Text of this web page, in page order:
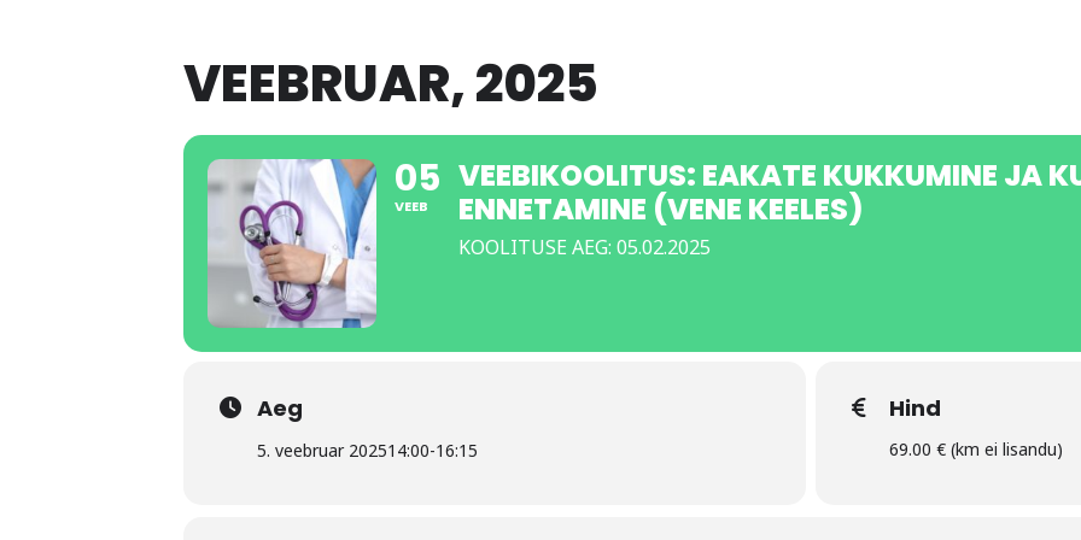
VEEBRUAR, 2025
05
VEEB
VEEBIKOOLITUS: EAKATE KUKKUMINE JA
ENNETAMINE (VENE KEELES)
KOOLITUSE AEG: 05.02.2025
Aeg
5. veebruar 202514:00-16:15
Hind
69.00 € (km ei lisandu)